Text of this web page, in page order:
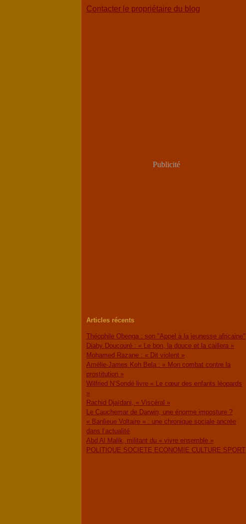
Contacter le propriétaire du blog
Publicité
Articles récents
Théophile Obenga : son "Appel à la jeunesse africaine"
Diaby Doucouré : « Le bon, la douce et la caillera »
Mohamed Razane : « Dit violent »
Amélie-James Koh Bela : « Mon combat contre la
prostitution »
Wilfried N’Sondé livre « Le cœur des enfants léopards
»
Rachid Djaïdani, « Viscéral »
Le Cauchemar de Darwin, une énorme imposture ?
« Banlieue Voltaire » : une chronique sociale ancrée
dans l’actualité
Abd Al Malik, militant du « vivre ensemble »
POLITIQUE SOCIETE ECONOMIE CULTURE SPORT